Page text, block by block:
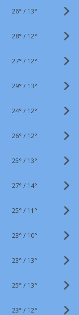
26° / 13°
28° / 12°
27° / 12°
29° / 13°
24° / 12°
26° / 12°
25° / 13°
27° / 14°
25° / 11°
23° / 10°
23° / 13°
25° / 13°
23° / 12°